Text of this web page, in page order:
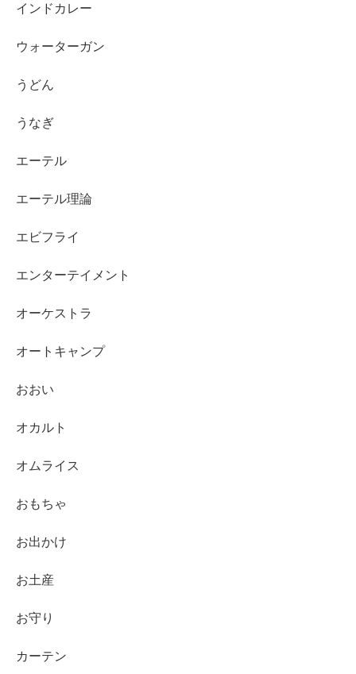
インドカレー
ウォーターガン
うどん
うなぎ
エーテル
エーテル理論
エビフライ
エンターテイメント
オーケストラ
オートキャンプ
おおい
オカルト
オムライス
おもちゃ
お出かけ
お土産
お守り
カーテン